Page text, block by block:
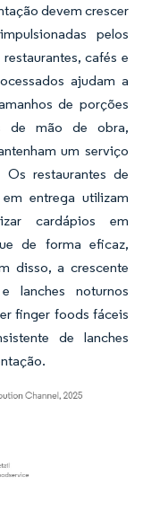
devem crescer
pelos
cafés e
ajudam a
de porções
de mão de obra,
um serviço
restaurantes de
entrega utilizam
cardápios em
de forma eficaz,
disso, a crescente
lanches noturnos
finger foods fáceis
de lanches